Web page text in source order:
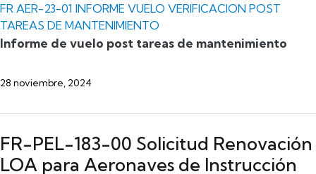
FR AER-23-01 INFORME VUELO VERIFICACION POST
TAREAS DE MANTENIMIENTO
Informe de vuelo post tareas de mantenimiento
28 noviembre, 2024
FR-PEL-183-00 Solicitud Renovación
LOA para Aeronaves de Instrucción